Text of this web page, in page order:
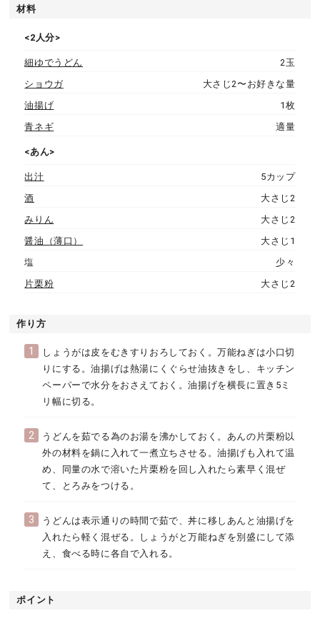
材料
<2人分>
細ゆでうどん
2玉
ショウガ
大さじ2〜お好きな量
油揚げ
1枚
青ネギ
適量
<あん>
出汁
5カップ
酒
大さじ2
みりん
大さじ2
醤油（薄口）
大さじ1
塩
少々
片栗粉
大さじ2
作り方
1
しょうがは皮をむきすりおろしておく。万能ねぎは小口切
りにする。油揚げは熱湯にくぐらせ油抜きをし、キッチン
ペーパーで水分をおさえておく。油揚げを横長に置き5ミ
リ幅に切る。
2
うどんを茹でる為のお湯を沸かしておく。あんの片栗粉以
外の材料を鍋に入れて一煮立ちさせる。油揚げも入れて温
め、同量の水で溶いた片栗粉を回し入れたら素早く混ぜ
て、とろみをつける。
3
うどんは表示通りの時間で茹で、丼に移しあんと油揚げを
入れたら軽く混ぜる。しょうがと万能ねぎを別盛にして添
え、食べる時に各自で入れる。
ポイント